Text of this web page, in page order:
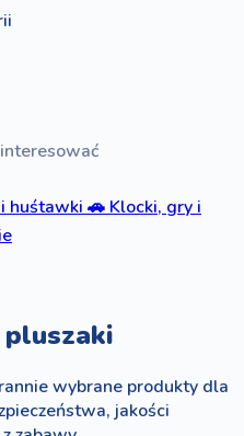
huśtawki 🚗 Klocki, gry i
wybrane produkty dla
jakości